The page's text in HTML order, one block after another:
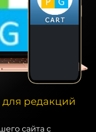
редакций
сайта с